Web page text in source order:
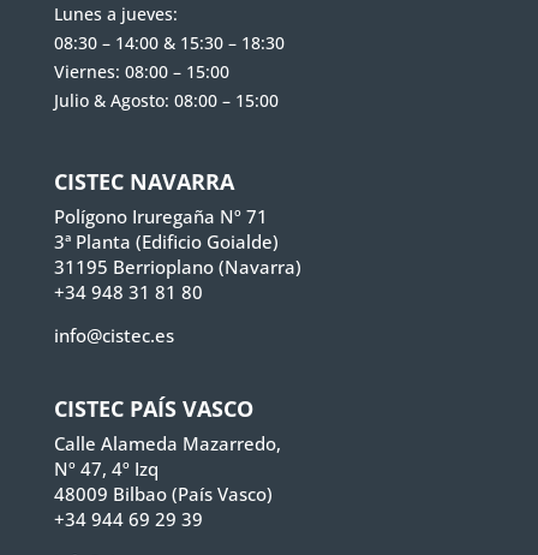
Lunes a jueves:
08:30 – 14:00 & 15:30 – 18:30
Viernes: 08:00 – 15:00
Julio & Agosto: 08:00 – 15:00
CISTEC NAVARRA
Polígono Iruregaña Nº 71
3ª Planta (Edificio Goialde)
31195 Berrioplano (Navarra)
+34 948 31 81 80
info@cistec.es
CISTEC PAÍS VASCO
Calle Alameda Mazarredo,
Nº 47, 4º Izq
48009 Bilbao (País Vasco)
+34 944 69 29 39